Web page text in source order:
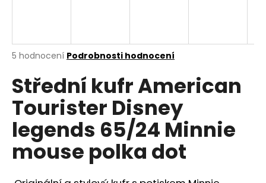
Průměrné
produktu
je
4,6
5
hvězdiček.
5 hodnocení Podrobnosti hodnocení
Střední kufr American
Tourister Disney
legends 65/24 Minnie
mouse polka dot
í
t
?
HLEDAT